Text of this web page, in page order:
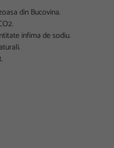
din Bucovina.
infima de sodiu.